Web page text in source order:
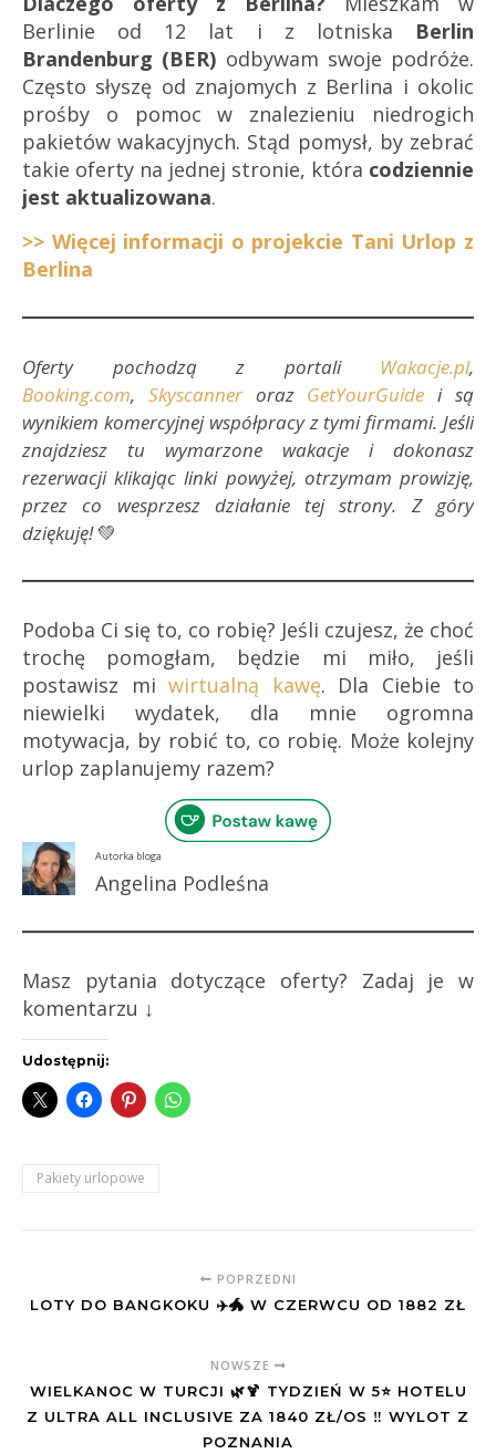
Berlinie od 12 lat i z lotniska Berlin
Brandenburg (BER) odbywam swoje podróże.
Często słyszę od znajomych z Berlina i okolic
prośby o pomoc w znalezieniu niedrogich
pakietów wakacyjnych. Stąd pomysł, by zebrać
takie oferty na jednej stronie, która codziennie
jest aktualizowana.
>> Więcej informacji o projekcie Tani Urlop z
Berlina
Oferty pochodzą z portali Wakacje.pl,
Booking.com, Skyscanneroraz GetYourGuide i są
wynikiem komercyjnej współpracy z tymi firmami. Jeśli
znajdziesz tu wymarzone wakacje i dokonasz
rezerwacji klikając linki powyżej, otrzymam prowizję,
przez co wesprzesz działanie tej strony. Z góry
dziękuję!💚
Podoba Ci się to, co robię? Jeśli czujesz, że choć
trochę pomogłam, będzie mi miło, jeśli
postawisz mi wirtualną kawę. Dla Ciebie to
niewielki wydatek, dla mnie ogromna
motywacja, by robić to, co robię. Może kolejny
urlop zaplanujemy razem?
Autorka bloga
Angelina Podleśna
Masz pytania dotyczące oferty? Zadaj je w
komentarzu ↓
Udostępnij:
Pakiety urlopowe
POPRZEDNI
LOTY DO BANGKOKU ✈️🐲 W CZERWCU OD 1882 ZŁ
NOWSZE
WIELKANOC W TURCJI 🌿🍹 TYDZIEŃ W 5⭐️ HOTELU
Z ULTRA ALL INCLUSIVE ZA 1840 ZŁ/OS ‼️ WYLOT Z
POZNANIA